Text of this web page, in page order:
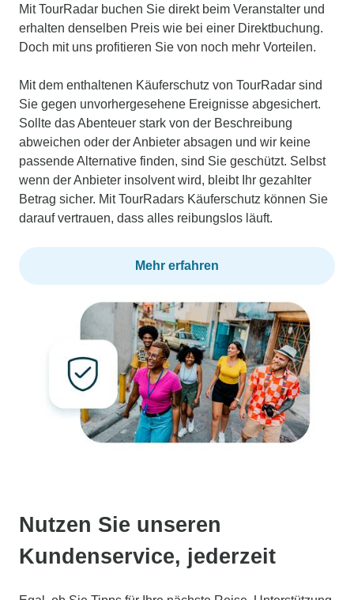
Mit TourRadar buchen Sie direkt beim Veranstalter und
erhalten denselben Preis wie bei einer Direktbuchung.
Doch mit uns profitieren Sie von noch mehr Vorteilen.
Mit dem enthaltenen Käuferschutz von TourRadar sind
Sie gegen unvorhergesehene Ereignisse abgesichert.
Sollte das Abenteuer stark von der Beschreibung
abweichen oder der Anbieter absagen und wir keine
passende Alternative finden, sind Sie geschützt. Selbst
wenn der Anbieter insolvent wird, bleibt Ihr gezahlter
Betrag sicher. Mit TourRadars Käuferschutz können Sie
darauf vertrauen, dass alles reibungslos läuft.
Mehr erfahren
Nutzen Sie unseren
Kundenservice, jederzeit